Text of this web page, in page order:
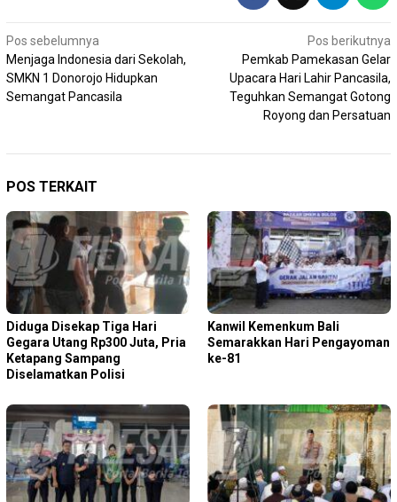
Navigasi
pos
Pos sebelumnya
Menjaga Indonesia dari Sekolah,
SMKN 1 Donorojo Hidupkan
Semangat Pancasila
Pos berikutnya
Pemkab Pamekasan Gelar
Upacara Hari Lahir Pancasila,
Teguhkan Semangat Gotong
Royong dan Persatuan
POS TERKAIT
Diduga Disekap Tiga Hari
Gegara Utang Rp300 Juta, Pria
Ketapang Sampang
Diselamatkan Polisi
Kanwil Kemenkum Bali
Semarakkan Hari Pengayoman
ke-81